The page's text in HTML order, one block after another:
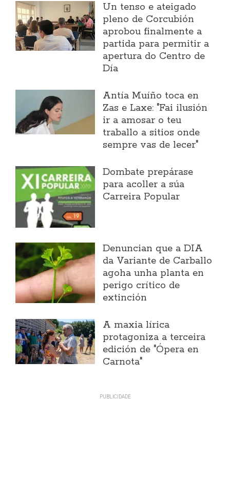
Un tenso e ateigado
pleno de Corcubión
aprobou finalmente a
partida para permitir a
apertura do Centro de
Día
Antía Muíño toca en
Zas e Laxe: "Fai ilusión
ir a amosar o teu
traballo a sitios onde
sempre vas de lecer"
Dombate prepárase
para acoller a súa
Carreira Popular
Denuncian que a DIA
da Variante de Carballo
agoha unha planta en
perigo crítico de
extinción
A maxia lírica
protagoniza a terceira
edición de "Ópera en
Carnota"